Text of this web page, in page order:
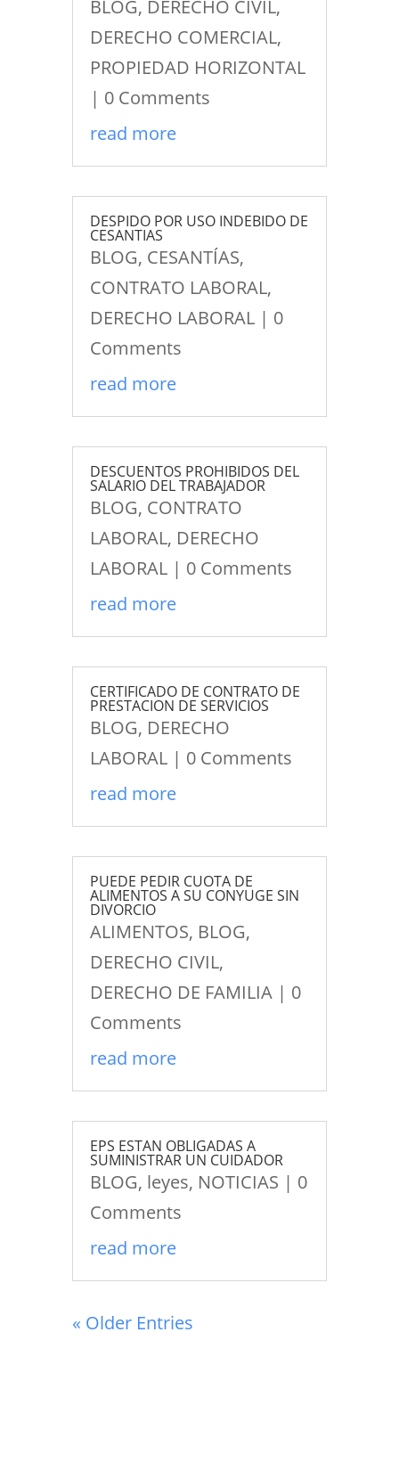
BLOG, DERECHO CIVIL,
DERECHO COMERCIAL,
PROPIEDAD HORIZONTAL
| 0 Comments
read more
DESPIDO POR USO INDEBIDO DE
CESANTIAS
BLOG, CESANTÍAS,
CONTRATO LABORAL,
DERECHO LABORAL| 0
Comments
read more
DESCUENTOS PROHIBIDOS DEL
SALARIO DEL TRABAJADOR
BLOG, CONTRATO
LABORAL, DERECHO
LABORAL| 0 Comments
read more
CERTIFICADO DE CONTRATO DE
PRESTACION DE SERVICIOS
BLOG, DERECHO
LABORAL| 0 Comments
read more
PUEDE PEDIR CUOTA DE
ALIMENTOS A SU CONYUGE SIN
DIVORCIO
ALIMENTOS, BLOG,
DERECHO CIVIL,
DERECHO DE FAMILIA| 0
Comments
read more
EPS ESTAN OBLIGADAS A
SUMINISTRAR UN CUIDADOR
BLOG, leyes, NOTICIAS | 0
Comments
read more
« Older Entries